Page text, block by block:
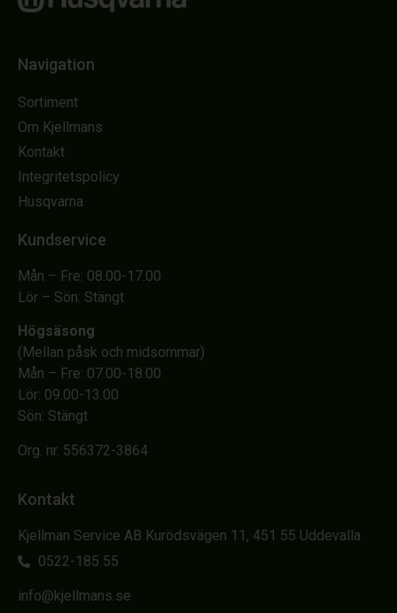
Navigation
Sortiment
Om Kjellmans
Kontakt
Integritetspolicy
Husqvarna
Kundservice
Mån – Fre: 08.00-17.00
Lör – Sön: Stängt
Högsäsong
(Mellan påsk och midsommar)
Mån – Fre: 07.00-18.00
Lör: 09.00-13.00
Sön: Stängt
Org. nr. 556372-3864
Kontakt
Kjellman Service AB Kurödsvägen 11, 451 55 Uddevalla
0522-185 55
info@kjellmans.se